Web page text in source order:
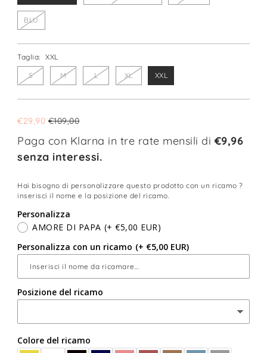
BLU
Taglia: XXL
S M L XL XXL
€29,90 €109,00
Paga con Klarna in tre rate mensili di €9,96
senza interessi.
Hai bisogno di personalizzare questo prodotto con un ricamo ?
inserisci il nome e la posizione del ricamo.
Personalizza
AMORE DI PAPA (+ €5,00 EUR)
Personalizza con un ricamo (+ €5,00 EUR)
Posizione del ricamo
Colore del ricamo